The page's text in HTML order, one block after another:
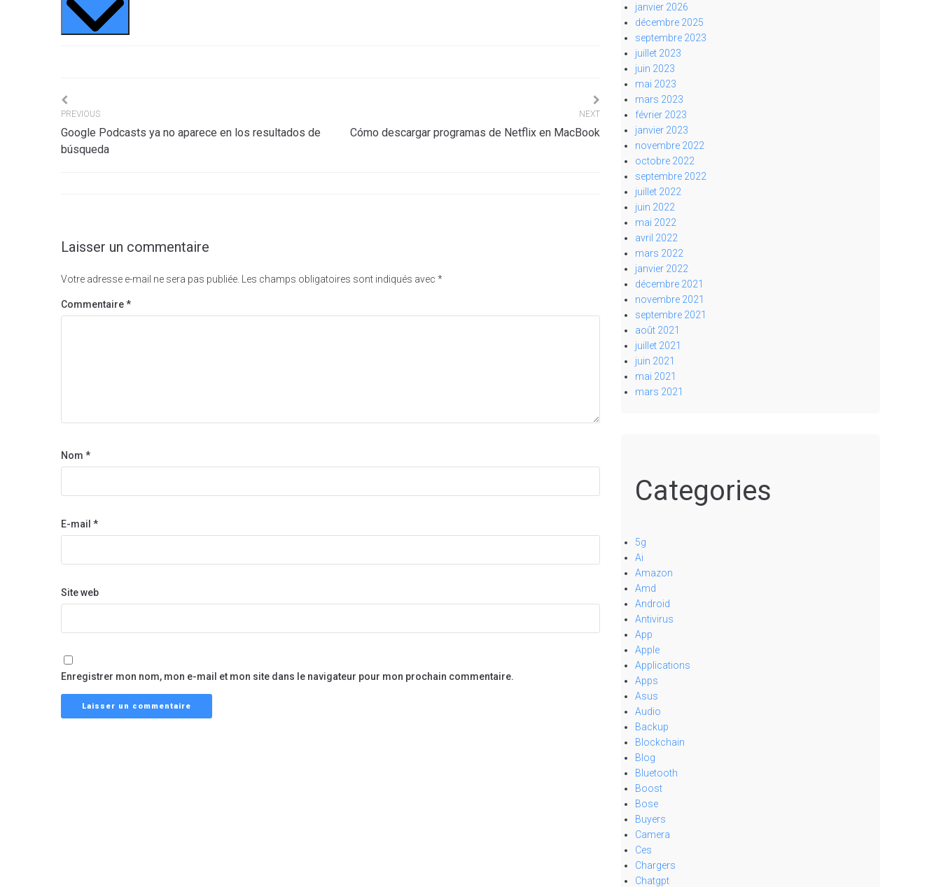
Navigation
de
PREVIOUS
Google Podcasts ya no aparece en los resultados de
búsqueda
NEXT
Cómo descargar programas de Netflix en MacBook
Laisser un commentaire
Votre adresse e-mail ne sera pas publiée. Les champs obligatoires sont indiqués avec *
Commentaire*
Nom *
E-mail *
Site web
Enregistrer mon nom, mon e-mail et mon site dans le navigateur pour mon prochain commentaire.
janvier 2026
décembre 2025
septembre 2023
juillet 2023
juin 2023
mai 2023
mars 2023
février 2023
janvier 2023
novembre 2022
octobre 2022
septembre 2022
juillet 2022
juin 2022
mai 2022
avril 2022
mars 2022
janvier 2022
décembre 2021
novembre 2021
septembre 2021
août 2021
juillet 2021
juin 2021
mai 2021
mars 2021
Categories
5g
Ai
Amazon
Amd
Android
Antivirus
App
Apple
Applications
Apps
Asus
Audio
Backup
Blockchain
Blog
Bluetooth
Boost
Bose
Buyers
Camera
Ces
Chargers
Chatgpt